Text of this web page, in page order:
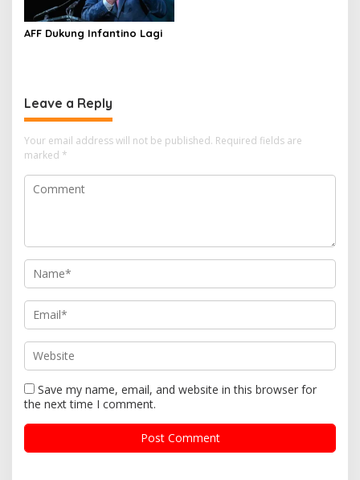
AFF Dukung Infantino Lagi
Leave a Reply
Your email address will not be published. Required fields are
marked *
Save my name, email, and website in this browser for
the next time I comment.